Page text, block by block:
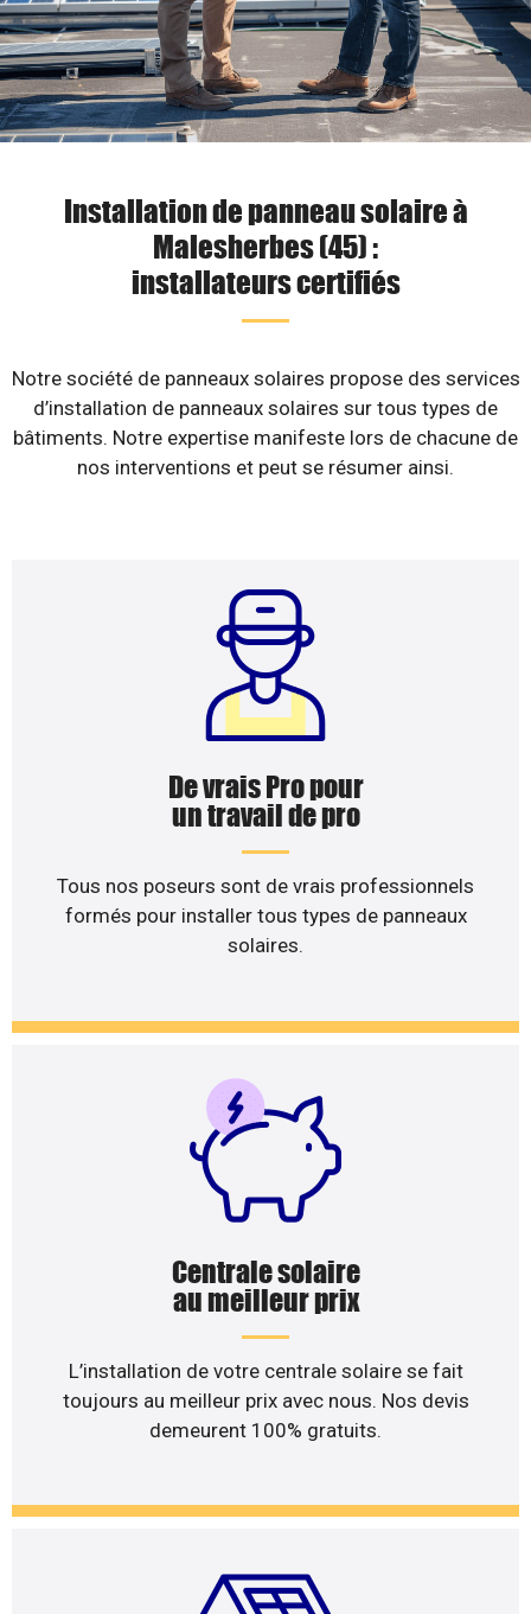
Installation de panneau solaire à
Malesherbes (45) :
installateurs certifiés
Notre société de panneaux solaires propose des services
d’installation de panneaux solaires sur tous types de
bâtiments. Notre expertise manifeste lors de chacune de
nos interventions et peut se résumer ainsi.
De vrais Pro pour
un travail de pro
Tous nos poseurs sont de vrais professionnels
formés pour installer tous types de panneaux
solaires.
Centrale solaire
au meilleur prix
L’installation de votre centrale solaire se fait
toujours au meilleur prix avec nous. Nos devis
demeurent 100% gratuits.